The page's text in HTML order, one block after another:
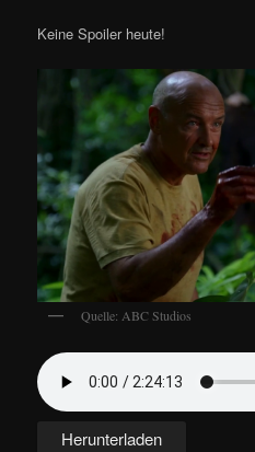
Keine Spoiler heute!
Quelle: ABC Studios
Herunterladen